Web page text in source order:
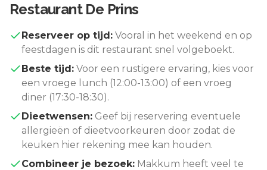
Restaurant De Prins
Reserveer op tijd: Vooral in het weekend en op
feestdagen is dit restaurant snel volgeboekt.
Beste tijd: Voor een rustigere ervaring, kies voor
een vroege lunch (12:00-13:00) of een vroeg
diner (17:30-18:30).
Dieetwensen: Geef bij reservering eventuele
allergieën of dieetvoorkeuren door zodat de
keuken hier rekening mee kan houden.
Combineer je bezoek: Makkum heeft veel te